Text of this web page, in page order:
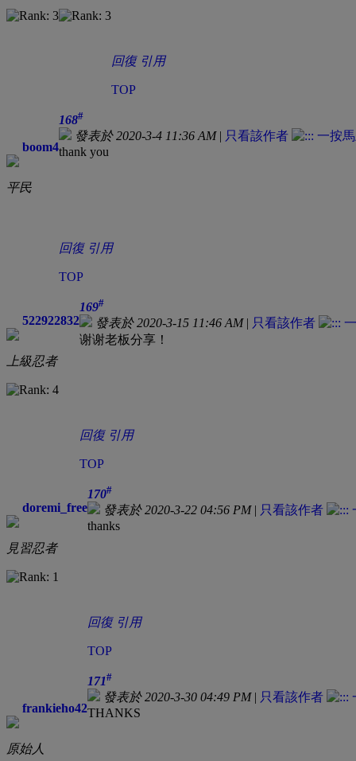
回復 引用
TOP
boom4
平民
168#
發表於 2020-3-4 11:36 AM| 只看該作者
thank you
回復 引用
TOP
522922832
上級忍者
169#
發表於 2020-3-15 11:46 AM| 只看該作者
谢谢老板分享！
回復 引用
TOP
doremi_free
見習忍者
170#
發表於 2020-3-22 04:56 PM| 只看該作者
thanks
回復 引用
TOP
frankieho42
原始人
171#
發表於 2020-3-30 04:49 PM| 只看該作者
THANKS